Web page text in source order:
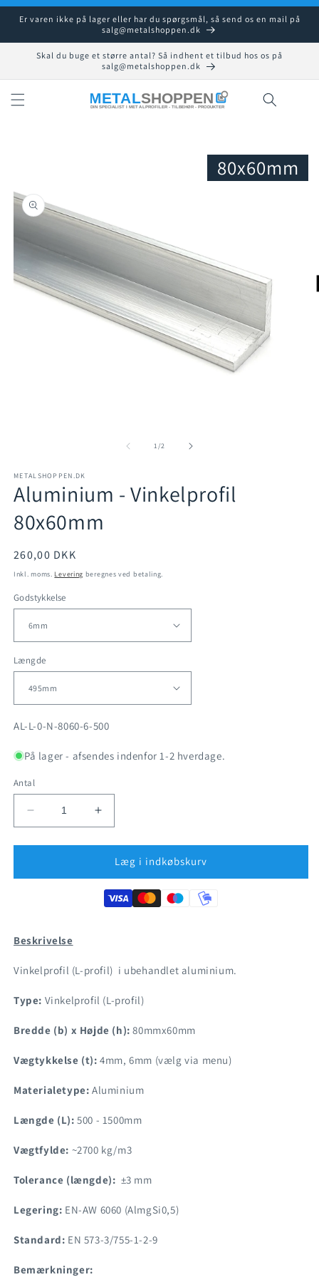
Gå til
indhold
Er varen ikke på lager eller har du spørgsmål, så send os en mail på
salg@metalshoppen.dk
Skal du buge et større antal? Så indhent et tilbud hos os på
salg@metalshoppen.dk
1/af2
80x60mm
METALSHOPPEN.DK
Aluminium - Vinkelprofil
80x60mm
Normalpris
260,00 DKK
Inkl. moms. Levering beregnes ved betaling.
Godstykkelse
Længde
SKU:
AL-L-0-N-8060-6-500
På lager - afsendes indenfor 1-2 hverdage.
Antal
Reducer
antallet
for
-
Øg
antallet
for
Aluminium
-
Vinkelprofil
80x60mm
Læg i indkøbskurv
Beskrivelse
Vinkelprofil (L-profil) i ubehandlet aluminium.
Type: Vinkelprofil (L-profil)
Bredde (b) x Højde (h): 80mmx60mm
Vægtykkelse (t): 4mm, 6mm (vælg via menu)
Materialetype: Aluminium
Længde (L): 500 - 1500mm
Vægtfylde: ~2700 kg/m3
Tolerance (længde): ±3 mm
Legering: EN-AW 6060 (AlmgSi0,5)
Standard: EN 573-3/755-1-2-9
Bemærkninger: